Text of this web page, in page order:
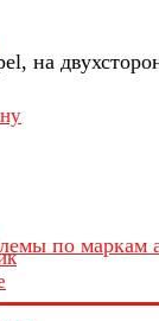
на
по маркам